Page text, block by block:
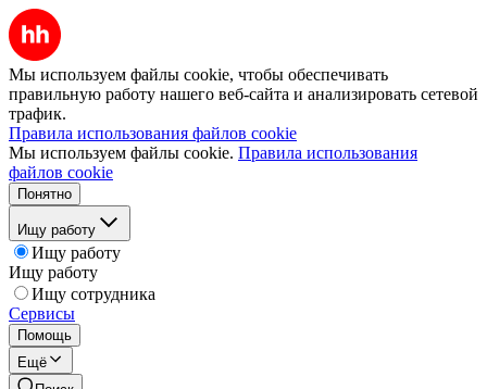
Мы используем файлы cookie, чтобы обеспечивать
правильную работу нашего веб-сайта и анализировать сетевой
трафик.
Правила использования файлов cookie
Мы используем файлы cookie. Правила использования
файлов cookie
Понятно
Ищу работу
Ищу работу
Ищу работу
Ищу сотрудника
Сервисы
Помощь
Ещё